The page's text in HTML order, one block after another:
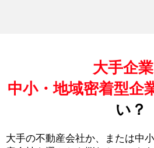
大手企業
中小・地域密着型企
い？
大手の不動産会社か、または中